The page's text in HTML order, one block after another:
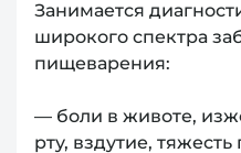
Занимается
широкого спектра
пищеварения:
— боли в животе,
рту, вздутие,